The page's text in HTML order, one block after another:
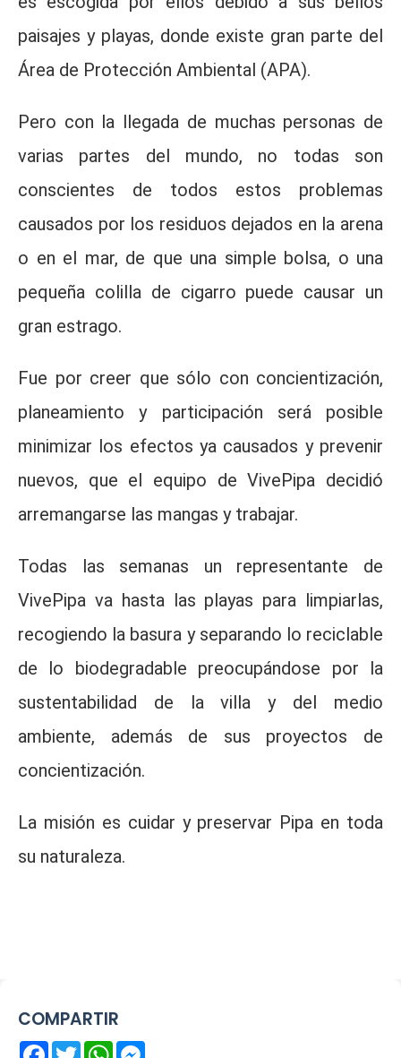
paisajes y playas, donde existe gran parte del
Área de Protección Ambiental (APA).
Pero con la llegada de muchas personas de
varias partes del mundo, no todas son
conscientes de todos estos problemas
causados por los residuos dejados en la arena
o en el mar, de que una simple bolsa, o una
pequeña colilla de cigarro puede causar un
gran estrago.
Fue por creer que sólo con concientización,
planeamiento y participación será posible
minimizar los efectos ya causados y prevenir
nuevos, que el equipo de VivePipa decidió
arremangarse las mangas y trabajar.
Todas las semanas un representante de
VivePipa va hasta las playas para limpiarlas,
recogiendo la basura y separando lo reciclable
de lo biodegradable preocupándose por la
sustentabilidad de la villa y del medio
ambiente, además de sus proyectos de
concientización.
La misión es cuidar y preservar Pipa en toda
su naturaleza.
COMPARTIR
Facebook
TwitterWhatsApp